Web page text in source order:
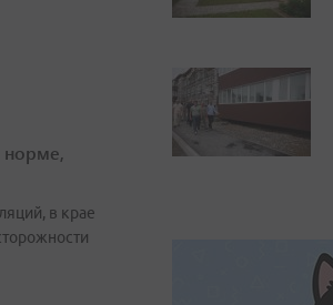
норме,
в крае